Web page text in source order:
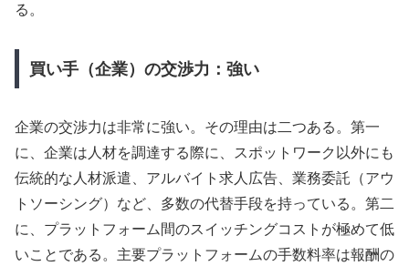
る。
買い手（企業）の交渉力：強い
企業の交渉力は非常に強い。その理由は二つある。第一
に、企業は人材を調達する際に、スポットワーク以外にも
伝統的な人材派遣、アルバイト求人広告、業務委託（アウ
トソーシング）など、多数の代替手段を持っている。第二
に、プラットフォーム間のスイッチングコストが極めて低
いことである。主要プラットフォームの手数料率は報酬の